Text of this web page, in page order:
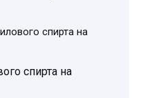
спирта на
спирта на